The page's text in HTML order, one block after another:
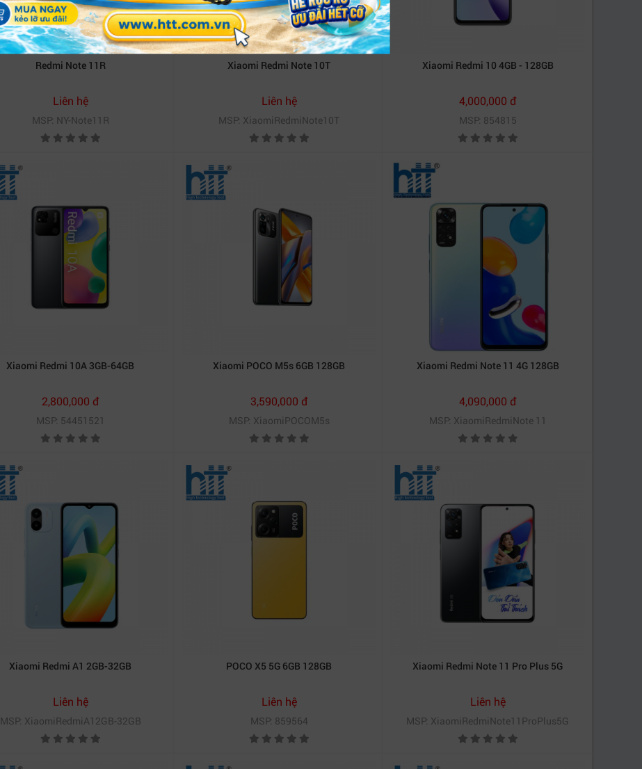
Redmi Note 11R
Liên hệ
MSP: NY-Note11R
Xiaomi Redmi Note 10T
Liên hệ
MSP: XiaomiRedmiNote10T
Xiaomi Redmi 10 4GB - 128GB
4,000,000 đ
MSP: 854815
Xiaomi Redmi 10A 3GB-64GB
2,800,000 đ
MSP: 54451521
Xiaomi POCO M5s 6GB 128GB
3,590,000 đ
MSP: XiaomiPOCOM5s
Xiaomi Redmi Note 11 4G 128GB
4,090,000 đ
MSP: XiaomiRedmiNote 11
Xiaomi Redmi A1 2GB-32GB
Liên hệ
MSP: XiaomiRedmiA12GB-32GB
POCO X5 5G 6GB 128GB
Liên hệ
MSP: 859564
Xiaomi Redmi Note 11 Pro Plus 5G
Liên hệ
MSP: XiaomiRedmiNote11ProPlus5G